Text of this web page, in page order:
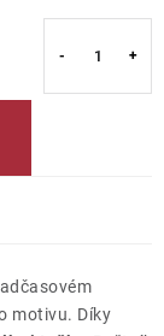
motivu. Díky